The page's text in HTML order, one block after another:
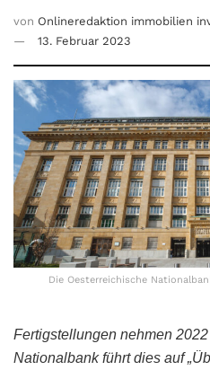
von Onlineredaktion immobilien
13. Februar 2023
Die Oesterreichische
Fertigstellungen nehmen
Nationalbank führt dies auf